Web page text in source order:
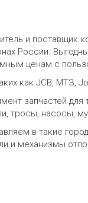
и поставщик
России.
ценам с
как JCB, МТЗ,
запчастей для
тросы, насосы,
в такие
механизмы